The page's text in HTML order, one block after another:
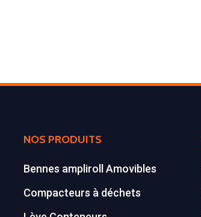
NOS PRODUITS
Bennes ampliroll Amovibles
Compacteurs à déchets